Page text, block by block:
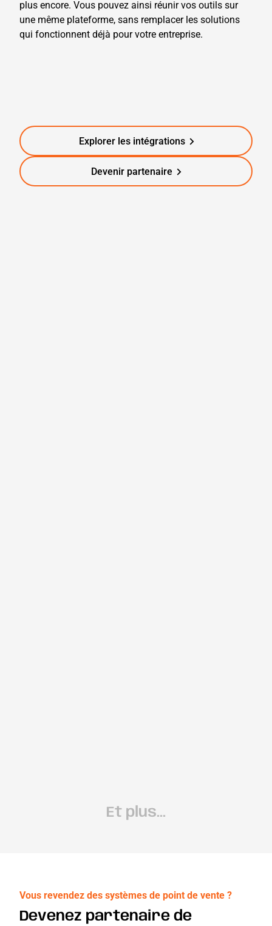
plus encore. Vous pouvez ainsi réunir vos outils sur
une même plateforme, sans remplacer les solutions
qui fonctionnent déjà pour votre entreprise.
Explorer les intégrations
Devenir partenaire
Et plus...
Vous revendez des systèmes de point de vente ?
Devenez partenaire de